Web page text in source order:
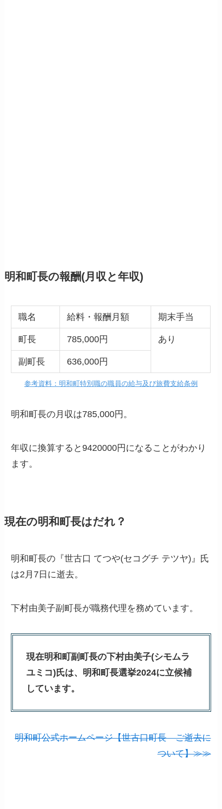
明和町長の報酬(月収と年収)
職名 給料・報酬月額 期末手当
町長 785,000円 あり
副町長 636,000円
参考資料：明和町特別職の職員の給与及び旅費支給条例
明和町長の月収は785,000円。
年収に換算すると9420000円になることがわかり
ます。
現在の明和町長はだれ？
明和町長の『世古口 てつや(セコグチ テツヤ)』氏
は2月7日に逝去。
下村由美子副町長が職務代理を務めています。
現在明和町副町長の下村由美子(シモムラ
ユミコ)氏は、明和町長選挙2024に立候補
しています。
明和町公式ホームページ【世古口町長 ご逝去に
ついて】≫≫